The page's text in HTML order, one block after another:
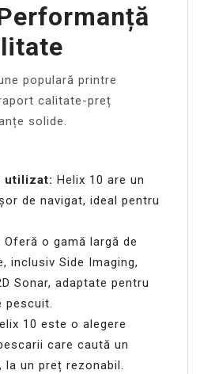
populară printre
calitate-preț
solide.
utilizat: Helix 10 are un
de navigat, ideal pentru
Oferă o gamă largă de
inclusiv Side Imaging,
Sonar, adaptate pentru
pescuit.
10 este o alegere
care caută un
un preț rezonabil.